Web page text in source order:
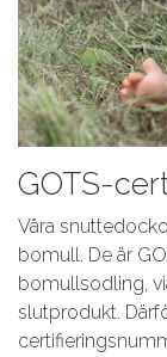
GOTS-
Våra
bomull. De är
bomullsodling,
slutprodukt.